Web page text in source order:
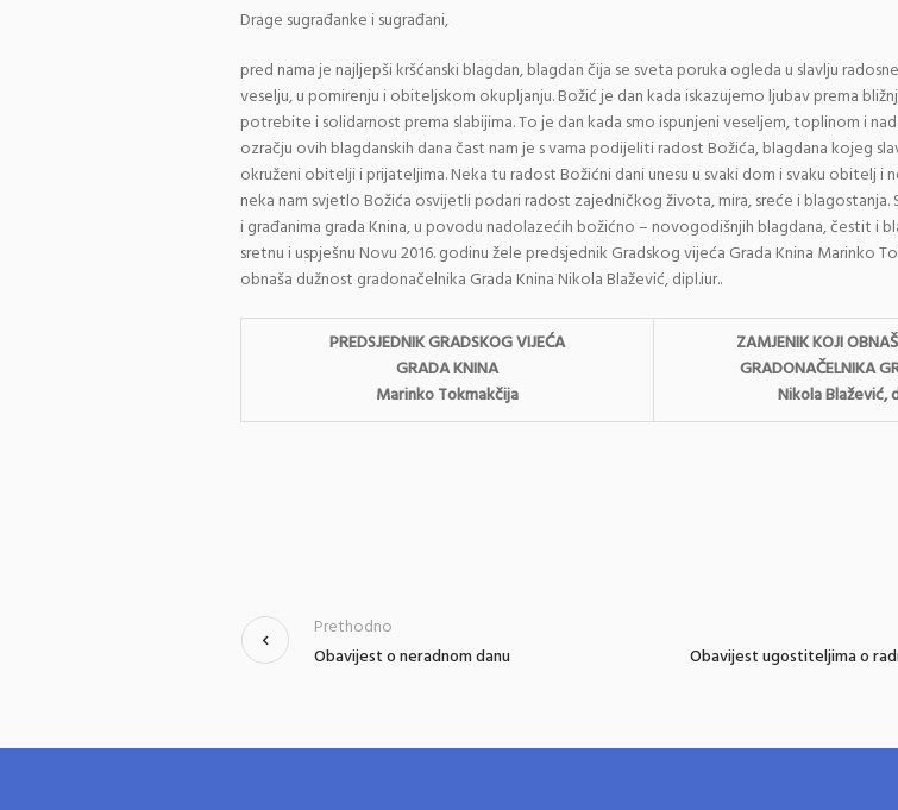
Drage sugrađanke i sugrađani,
pred nama je najljepši kršćanski blagdan, blagdan čija se sveta poruka ogleda u slavlju
veselju, u pomirenju i obiteljskom okupljanju. Božić je dan kada iskazujemo ljubav prema
potrebite i solidarnost prema slabijima. To je dan kada smo ispunjeni veseljem, toplinom i
ozračju ovih blagdanskih dana čast nam je s vama podijeliti radost Božića, blagdana kojeg
okruženi obitelji i prijateljima. Neka tu radost Božićni dani unesu u svaki dom i svaku obitelj i
neka nam svjetlo Božića osvijetli podari radost zajedničkog života, mira, sreće i blagostanja.
i građanima grada Knina, u povodu nadolazećih božićno – novogodišnjih blagdana, čestit i
sretnu i uspješnu Novu 2016. godinu žele predsjednik Gradskog vijeća Grada Knina Marinko
obnaša dužnost gradonačelnika Grada Knina Nikola Blažević, dipl.iur..
PREDSJEDNIK GRADSKOG VIJEĆA
GRADA KNINA
Marinko Tokmakčija
ZAMJENIK KOJI
GRADONAČELNIKA
Nikola Blažević,
Obavijest o neradnom danu
Prethodno
Obavijest ugostiteljima o